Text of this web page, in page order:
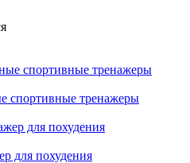
спортивные тренажеры
для похудения